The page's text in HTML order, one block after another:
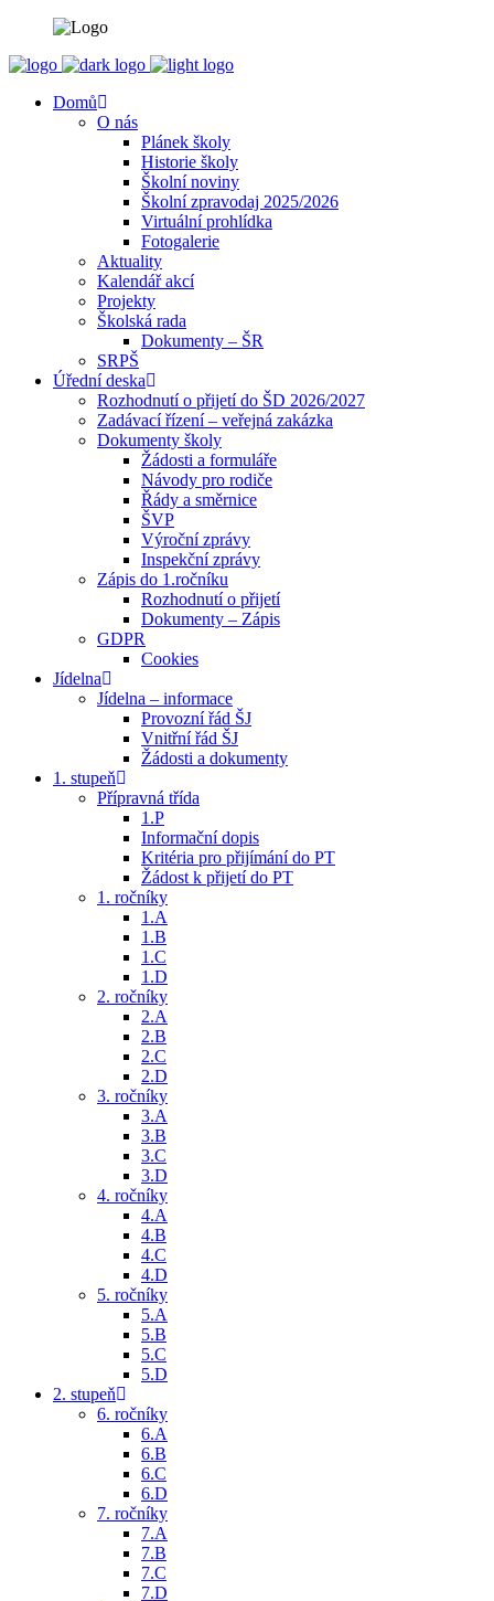
Domů
O nás
Plánek školy
Historie školy
Školní noviny
Školní zpravodaj 2025/2026
Virtuální prohlídka
Fotogalerie
Aktuality
Kalendář akcí
Projekty
Školská rada
Dokumenty – ŠR
SRPŠ
Úřední deska
Rozhodnutí o přijetí do ŠD 2026/2027
Zadávací řízení – veřejná zakázka
Dokumenty školy
Žádosti a formuláře
Návody pro rodiče
Řády a směrnice
ŠVP
Výroční zprávy
Inspekční zprávy
Zápis do 1.ročníku
Rozhodnutí o přijetí
Dokumenty – Zápis
GDPR
Cookies
Jídelna
Jídelna – informace
Provozní řád ŠJ
Vnitřní řád ŠJ
Žádosti a dokumenty
1. stupeň
Přípravná třída
1.P
Informační dopis
Kritéria pro přijímání do PT
Žádost k přijetí do PT
1. ročníky
1.A
1.B
1.C
1.D
2. ročníky
2.A
2.B
2.C
2.D
3. ročníky
3.A
3.B
3.C
3.D
4. ročníky
4.A
4.B
4.C
4.D
5. ročníky
5.A
5.B
5.C
5.D
2. stupeň
6. ročníky
6.A
6.B
6.C
6.D
7. ročníky
7.A
7.B
7.C
7.D